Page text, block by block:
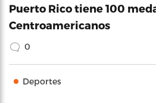
Puerto Rico tiene 100
Centroamericanos
0
Deportes